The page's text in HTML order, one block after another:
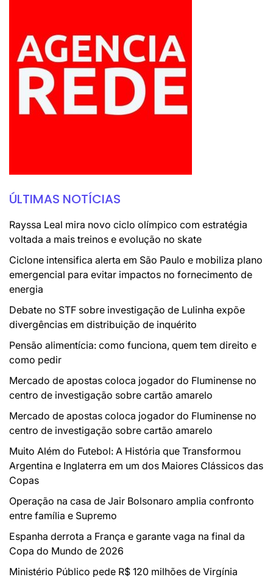
ÚLTIMAS NOTÍCIAS
Rayssa Leal mira novo ciclo olímpico com estratégia
voltada a mais treinos e evolução no skate
Ciclone intensifica alerta em São Paulo e mobiliza plano
emergencial para evitar impactos no fornecimento de
energia
Debate no STF sobre investigação de Lulinha expõe
divergências em distribuição de inquérito
Pensão alimentícia: como funciona, quem tem direito e
como pedir
Mercado de apostas coloca jogador do Fluminense no
centro de investigação sobre cartão amarelo
Mercado de apostas coloca jogador do Fluminense no
centro de investigação sobre cartão amarelo
Muito Além do Futebol: A História que Transformou
Argentina e Inglaterra em um dos Maiores Clássicos das
Copas
Operação na casa de Jair Bolsonaro amplia confronto
entre família e Supremo
Espanha derrota a França e garante vaga na final da
Copa do Mundo de 2026
Ministério Público pede R$ 120 milhões de Virgínia